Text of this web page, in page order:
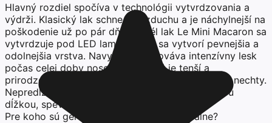
Hlavný rozdiel spočíva v technológii vytvrdzovania a
výdrži. Klasický lak schne na vzduchu a je náchylnejší na
poškodenie už po pár dňoch. Gél lak Le Mini Macaron sa
vytvrdzuje pod LED lampou, čím sa vytvorí pevnejšia a
odolnejšia vrstva. Navyše si zachováva intenzívny lesk
počas celej doby nosenia. Zároveň je tenší a
prirodzenejší než modelované gélové či akrylové nechty.
Nepredlžuje necht, ale pracuje s jeho prirodzenou
dĺžkou, spevňuje ho a zvýrazňuje jeho tvar.
Pre koho sú gél laky Le Mini Macaron ideálne?